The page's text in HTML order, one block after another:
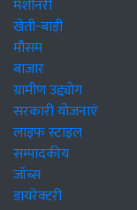
मशीनरी
खेती-बाड़ी
मौसम
बाजार
ग्रामीण उद्द्योग
सरकारी योजनाएं
लाइफ स्टाइल
सम्पादकीय
जॉब्स
डायरेक्टरी